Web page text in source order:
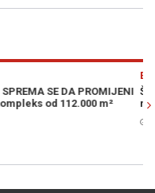
iz Bosne i Hercegovine
investicija...